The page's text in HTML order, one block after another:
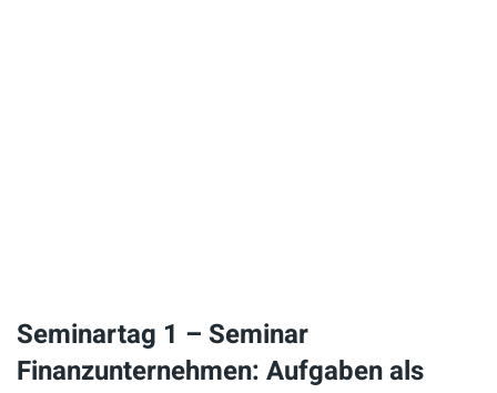
Seminartag 1 – Seminar
Finanzunternehmen: Aufgaben als